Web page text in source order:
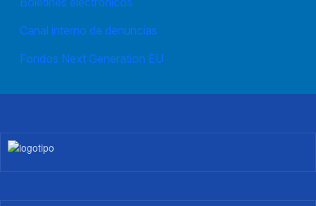
Canal interno de denuncias
Fondos Next Generation EU
Imagen